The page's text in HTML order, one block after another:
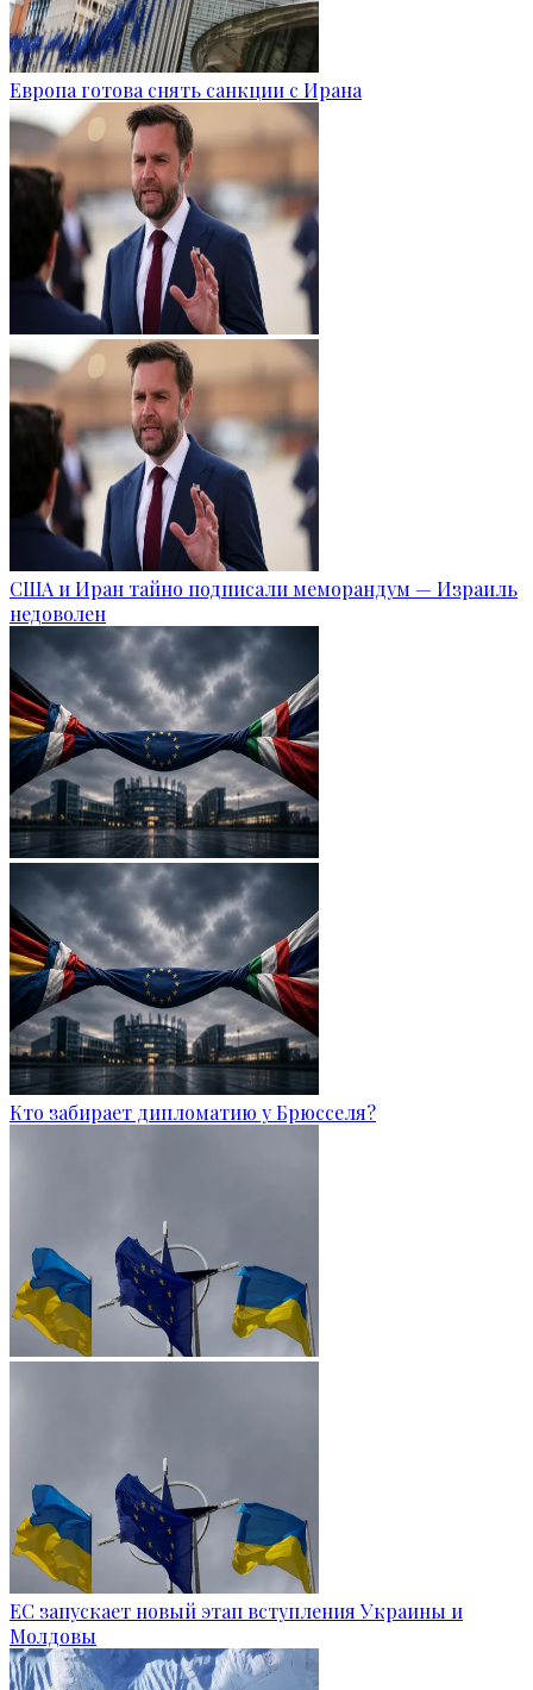
Европа готова снять санкции с Ирана
США и Иран тайно подписали меморандум — Израиль
недоволен
Кто забирает дипломатию у Брюсселя?
ЕС запускает новый этап вступления Украины и
Молдовы